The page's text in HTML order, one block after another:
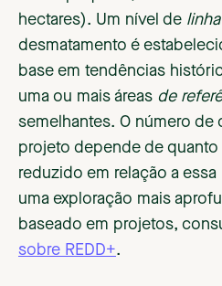
hectares). Um nível de
desmatamento é
base em tendências
uma ou mais áreas de
semelhantes. O número
projeto depende de
reduzido em relação a essa
uma exploração mais
baseado em projetos,
sobre REDD+.